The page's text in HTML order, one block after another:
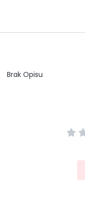
Brak Opisu